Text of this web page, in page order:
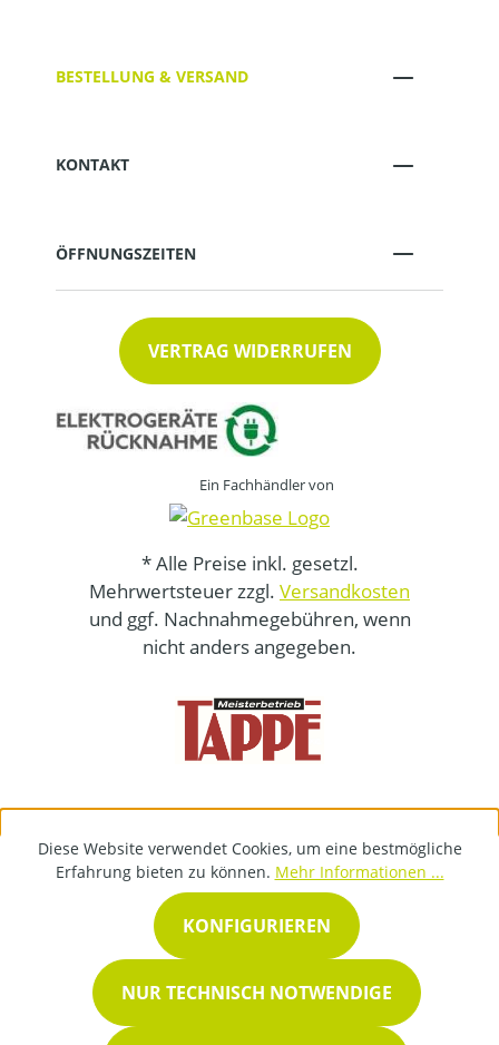
BESTELLUNG & VERSAND
KONTAKT
ÖFFNUNGSZEITEN
VERTRAG WIDERRUFEN
Ein Fachhändler von
* Alle Preise inkl. gesetzl.
Mehrwertsteuer zzgl. Versandkosten
und ggf. Nachnahmegebühren, wenn
nicht anders angegeben.
Diese Website verwendet Cookies, um eine bestmögliche
Erfahrung bieten zu können. Mehr Informationen ...
NUR TECHNISCH NOTWENDIGE
KONFIGURIEREN